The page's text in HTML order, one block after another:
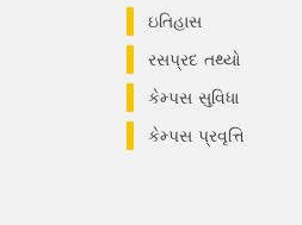
ઇતિહાસ
રસપ્રદ તથ્યો
કેમ્પસ સુવિધા
કેમ્પસ પ્રવૃત્તિ